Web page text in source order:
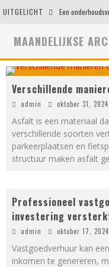
UITGELICHT
MAANDELIJKSE
Verschillende
admin oktober 31, 2024
Asfalt is een materiaal
verschillende soorten
parkeerplaatsen en
structuur maken asfalt
Professioneel
investering
admin oktober 17, 2024
Vastgoedverhuur kan
inkomen te genereren,